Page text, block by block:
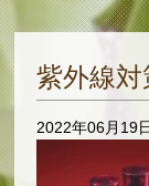
紫外線対
2022年06月19